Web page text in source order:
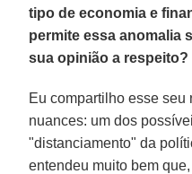
tipo de economia e
permite essa anomalia
sua opinião a respeito?
Eu compartilho esse
nuances: um dos
"distanciamento" da
entendeu muito bem